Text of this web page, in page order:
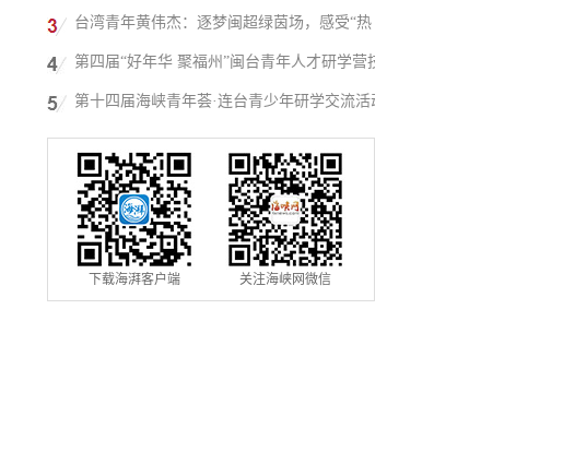
台湾青年黄伟杰：逐梦闽超绿茵场，感受“热
血”与温情
第四届“好年华 聚福州”闽台青年人才研学营技
术成果项目路演在榕举办
第十四届海峡青年荟·连台青少年研学交流活动
在福州启航
下载海湃客户端 关注海峡网微信